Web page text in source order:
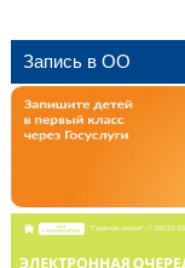
Запись в ОО